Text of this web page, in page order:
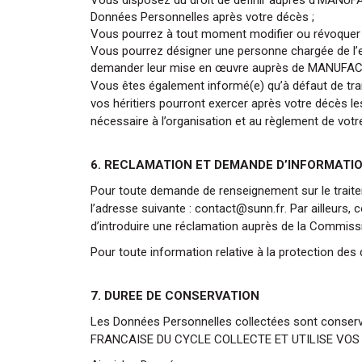
Données Personnelles après votre décès ;
Vous pourrez à tout moment modifier ou révoquer
Vous pourrez désigner une personne chargée de
demander leur mise en œuvre auprès de
Vous êtes également informé(e) qu’à défaut de
vos héritiers pourront exercer après votre décès
nécessaire à l’organisation et au règlement de
6. RECLAMATION ET DEMANDE
Pour toute demande de renseignement sur le
l’adresse suivante : contact@sunn.fr . Par
d’introduire une réclamation auprès de la
Pour toute information relative à la protection
7. DUREE DE CONSERVATION
Les Données Personnelles collectées sont
FRANCAISE DU CYCLE COLLECTE ET UTILISE